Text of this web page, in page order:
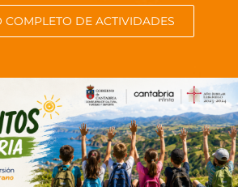
COMPLETO DE ACTIVIDADES